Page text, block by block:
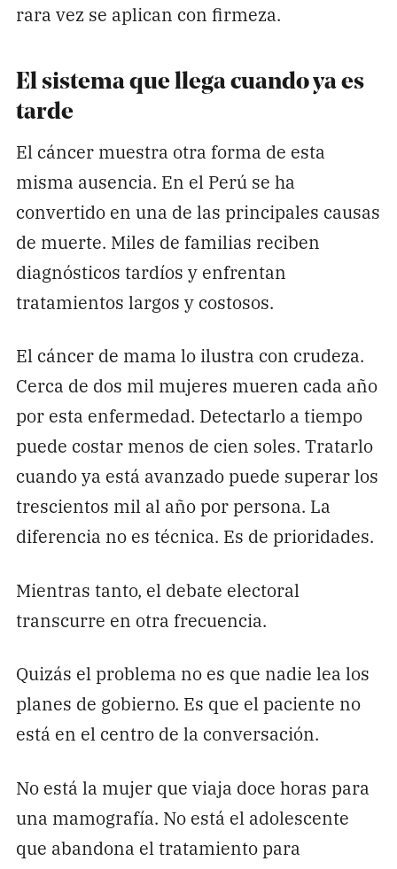
rara vez se aplican con firmeza.
El sistema que llega cuando ya es
tarde
El cáncer muestra otra forma de esta
misma ausencia. En el Perú se ha
convertido en una de las principales causas
de muerte. Miles de familias reciben
diagnósticos tardíos y enfrentan
tratamientos largos y costosos.
El cáncer de mama lo ilustra con crudeza.
Cerca de dos mil mujeres mueren cada año
por esta enfermedad. Detectarlo a tiempo
puede costar menos de cien soles. Tratarlo
cuando ya está avanzado puede superar los
trescientos mil al año por persona. La
diferencia no es técnica. Es de prioridades.
Mientras tanto, el debate electoral
transcurre en otra frecuencia.
Quizás el problema no es que nadie lea los
planes de gobierno. Es que el paciente no
está en el centro de la conversación.
No está la mujer que viaja doce horas para
una mamografía. No está el adolescente
que abandona el tratamiento para